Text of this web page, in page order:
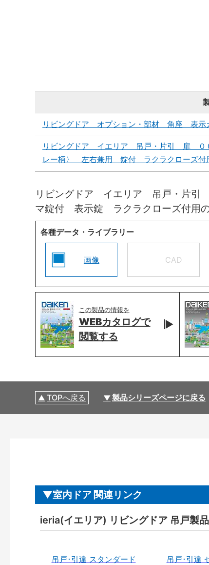
リビングドア オプション・部材 角座 表示
リビングドア イエリア 吊戸・片引 扉 ０
レー柄〉 左右兼用 錠付 ラクラクローズ付
リビングドア イエリア 吊戸・片
マ錠付 表示錠 ラクラクローズ付用の
各種データ・ライブラリー
画像 CAD
この製品の情報を
WEBカタログで
閲覧する
TOPへ戻る 製品シリーズページに戻る
室内ドア 関連リンク
ieria(イエリア) リビングドア 吊戸製
吊戸･引違 スタンダード 吊戸･引違